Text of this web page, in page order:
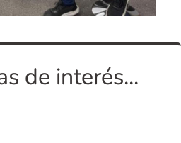
de interés...